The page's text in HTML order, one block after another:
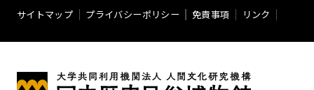
サイトマップ
プライバシーポリシー 免責事項 リンク